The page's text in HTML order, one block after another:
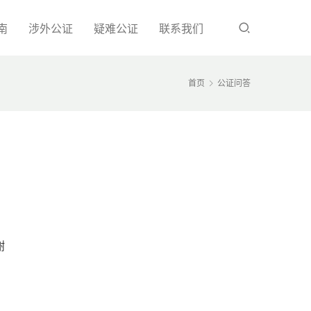
涉外公证 疑难公证 联系我们
首页 公证问答